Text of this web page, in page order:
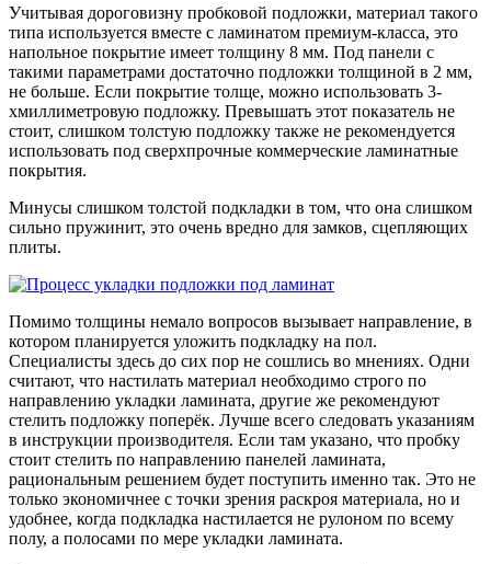
Учитывая дороговизну пробковой подложки, материал такого
типа используется вместе с ламинатом премиум-класса, это
напольное покрытие имеет толщину 8 мм. Под панели с
такими параметрами достаточно подложки толщиной в 2 мм,
не больше. Если покрытие толще, можно использовать 3-
хмиллиметровую подложку. Превышать этот показатель не
стоит, слишком толстую подложку также не рекомендуется
использовать под сверхпрочные коммерческие ламинатные
покрытия.
Минусы слишком толстой подкладки в том, что она слишком
сильно пружинит, это очень вредно для замков, сцепляющих
плиты.
Помимо толщины немало вопросов вызывает направление, в
котором планируется уложить подкладку на пол.
Специалисты здесь до сих пор не сошлись во мнениях. Одни
считают, что настилать материал необходимо строго по
направлению укладки ламината, другие же рекомендуют
стелить подложку поперёк. Лучше всего следовать указаниям
в инструкции производителя. Если там указано, что пробку
стоит стелить по направлению панелей ламината,
рациональным решением будет поступить именно так. Это не
только экономичнее с точки зрения раскроя материала, но и
удобнее, когда подкладка настилается не рулоном по всему
полу, а полосами по мере укладки ламината.